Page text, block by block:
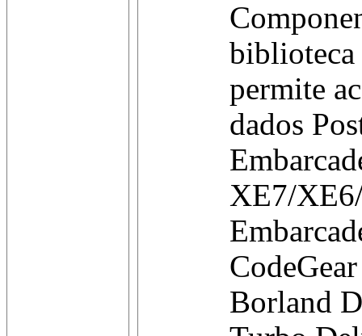
biblioteca
permite
dados
XE7/
Borland